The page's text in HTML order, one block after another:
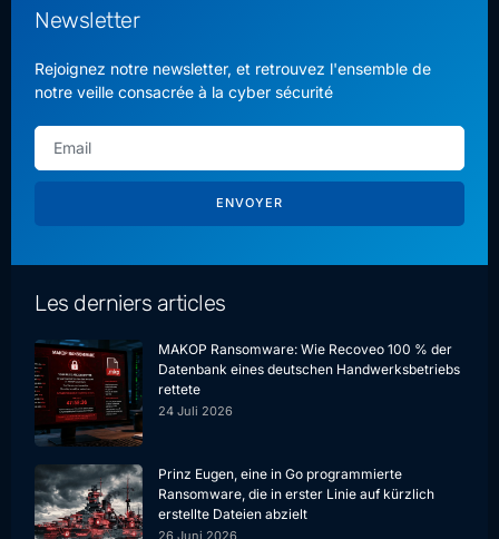
Newsletter
Rejoignez notre newsletter, et retrouvez l'ensemble de
notre veille consacrée à la cyber sécurité
ENVOYER
Les derniers articles
MAKOP Ransomware: Wie Recoveo 100 % der
Datenbank eines deutschen Handwerksbetriebs
rettete
24 Juli 2026
Prinz Eugen, eine in Go programmierte
Ransomware, die in erster Linie auf kürzlich
erstellte Dateien abzielt